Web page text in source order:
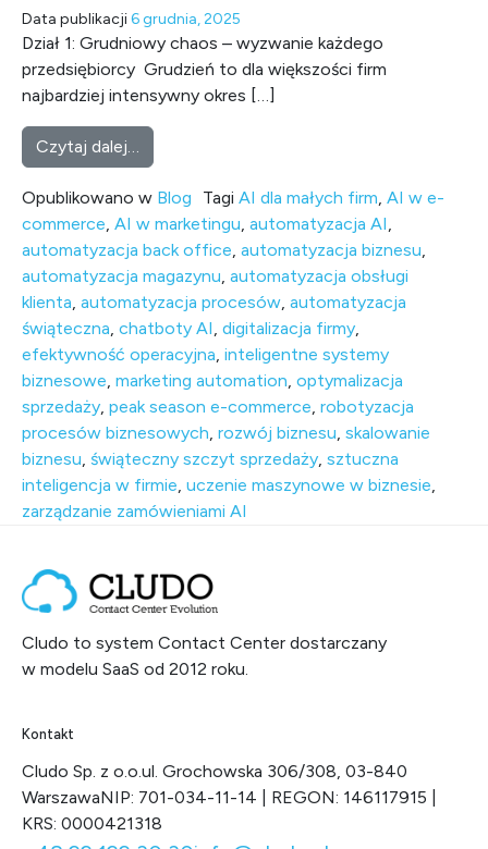
Data publikacji6 grudnia, 2025
Dział 1: Grudniowy chaos – wyzwanie każdego
przedsiębiorcy Grudzień to dla większości firm
najbardziej intensywny okres […]
Czytaj dalej…
Opublikowano w Blog Tagi AI dla małych firm, AI w e-
commerce, AI w marketingu, automatyzacja AI,
automatyzacja back office, automatyzacja biznesu,
automatyzacja magazynu, automatyzacja obsługi
klienta, automatyzacja procesów, automatyzacja
świąteczna, chatboty AI, digitalizacja firmy,
efektywność operacyjna, inteligentne systemy
biznesowe, marketing automation, optymalizacja
sprzedaży, peak season e-commerce, robotyzacja
procesów biznesowych, rozwój biznesu, skalowanie
biznesu, świąteczny szczyt sprzedaży, sztuczna
inteligencja w firmie, uczenie maszynowe w biznesie,
zarządzanie zamówieniami AI
Cludo to system Contact Center dostarczany
w modelu SaaS od 2012 roku.
Kontakt
Cludo Sp. z o.o.ul. Grochowska 306/308, 03-840
WarszawaNIP: 701-034-11-14 | REGON: 146117915 |
KRS: 0000421318